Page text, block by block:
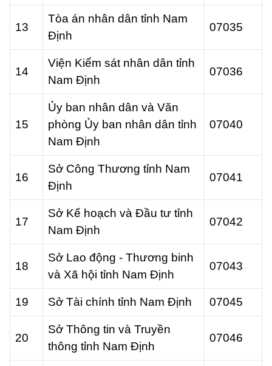
13
Tòa án nhân dân tỉnh Nam
Định
07035
14
Viện Kiểm sát nhân dân tỉnh
Nam Định
07036
15
Ủy ban nhân dân và Văn
phòng Ủy ban nhân dân tỉnh
Nam Định
07040
16
Sở Công Thương tỉnh Nam
Định
07041
17
Sở Kế hoạch và Đầu tư tỉnh
Nam Định
07042
18
Sở Lao động - Thương binh
và Xã hội tỉnh Nam Định
07043
19 Sở Tài chính tỉnh Nam Định 07045
20
Sở Thông tin và Truyền
thông tỉnh Nam Định
07046